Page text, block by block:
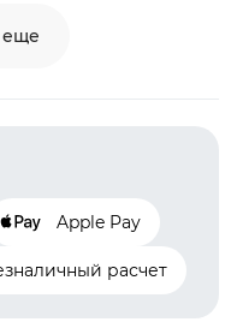
еще
Apple Pay
расчет